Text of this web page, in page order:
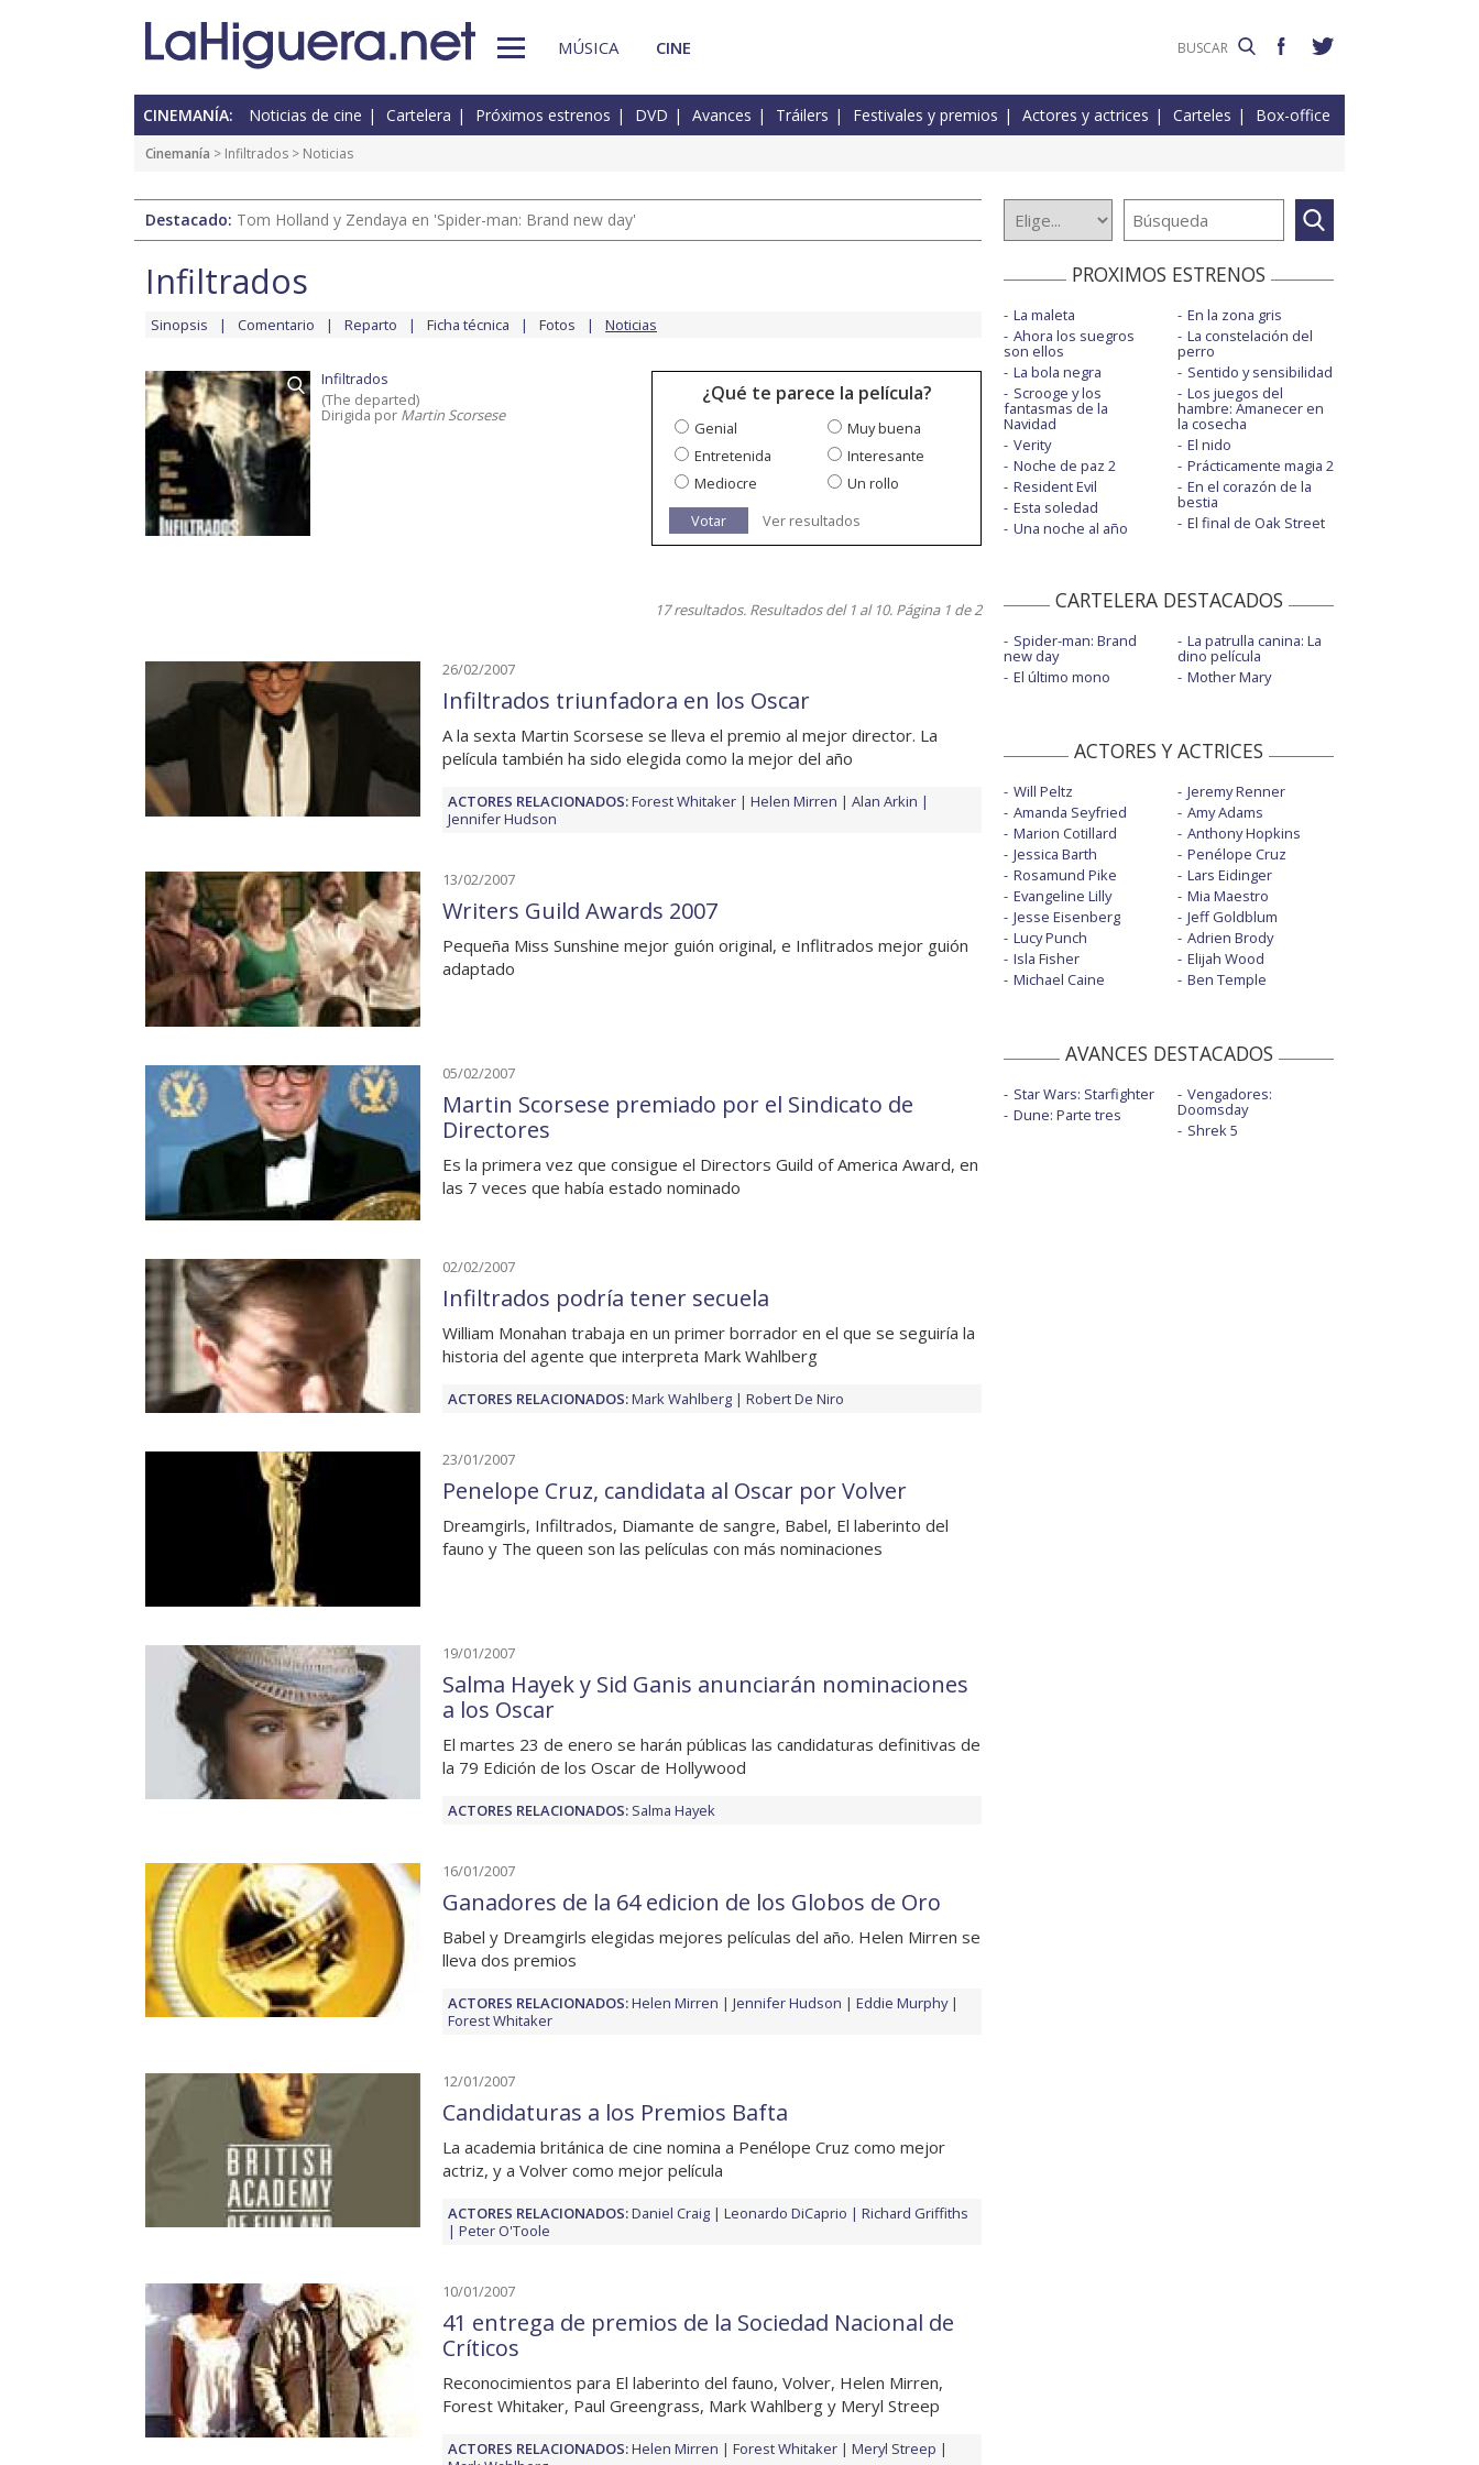
MÚSICA CINE
CINEMANÍA: Noticias de cine Cartelera Próximos estrenos DVD Avances Tráilers Festivales y premios Actores y actrices Carteles Box-office
Cinemanía > Infiltrados > Noticias
Destacado: Tom Holland y Zendaya en 'Spider-man: Brand new day'
Infiltrados
Sinopsis Comentario Reparto Ficha técnica Fotos Noticias
Infiltrados
(The departed)
Dirigida por Martin Scorsese
¿Qué te parece la película?
Genial
Muy buena
Entretenida
Interesante
Mediocre
Un rollo
Votar
Ver resultados
17 resultados. Resultados del 1 al 10. Página 1 de 2
26/02/2007
Infiltrados triunfadora en los Oscar
A la sexta Martin Scorsese se lleva el premio al mejor director. La
película también ha sido elegida como la mejor del año
ACTORES RELACIONADOS:Forest Whitaker Helen Mirren
Alan Arkin
Jennifer Hudson
13/02/2007
Writers Guild Awards 2007
Pequeña Miss Sunshine mejor guión original, e Inflitrados mejor guión
adaptado
05/02/2007
Martin Scorsese premiado por el Sindicato de
Directores
Es la primera vez que consigue el Directors Guild of America Award, en
las 7 veces que había estado nominado
02/02/2007
Infiltrados podría tener secuela
William Monahan trabaja en un primer borrador en el que se seguiría la
historia del agente que interpreta Mark Wahlberg
ACTORES RELACIONADOS:Mark Wahlberg Robert De Niro
23/01/2007
Penelope Cruz, candidata al Oscar por Volver
Dreamgirls, Infiltrados, Diamante de sangre, Babel, El laberinto del
fauno y The queen son las películas con más nominaciones
19/01/2007
Salma Hayek y Sid Ganis anunciarán nominaciones
a los Oscar
El martes 23 de enero se harán públicas las candidaturas definitivas de
la 79 Edición de los Oscar de Hollywood
ACTORES RELACIONADOS: Salma Hayek
16/01/2007
Ganadores de la 64 edicion de los Globos de Oro
Babel y Dreamgirls elegidas mejores películas del año. Helen Mirren se
lleva dos premios
ACTORES RELACIONADOS:Helen Mirren Jennifer Hudson
Eddie Murphy
Forest Whitaker
12/01/2007
Candidaturas a los Premios Bafta
La academia británica de cine nomina a Penélope Cruz como mejor
actriz, y a Volver como mejor película
ACTORES RELACIONADOS:Daniel Craig Leonardo DiCaprio
Richard Griffiths
Peter O'Toole
10/01/2007
41 entrega de premios de la Sociedad Nacional de
Críticos
Reconocimientos para El laberinto del fauno, Volver, Helen Mirren,
Forest Whitaker, Paul Greengrass, Mark Wahlberg y Meryl Streep
ACTORES RELACIONADOS:Helen Mirren Forest Whitaker
Meryl Streep
PROXIMOS ESTRENOS
La maleta
Ahora los suegros
son ellos
La bola negra
Scrooge y los
fantasmas de la
Navidad
Verity
Noche de paz 2
Resident Evil
Esta soledad
Una noche al año
En la zona gris
La constelación del
perro
Sentido y sensibilidad
Los juegos del
hambre: Amanecer en
la cosecha
El nido
Prácticamente magia 2
En el corazón de la
bestia
El final de Oak Street
CARTELERA DESTACADOS
Spider-man: Brand
new day
El último mono
La patrulla canina: La
dino película
Mother Mary
ACTORES Y ACTRICES
Will Peltz
Amanda Seyfried
Marion Cotillard
Jessica Barth
Rosamund Pike
Evangeline Lilly
Jesse Eisenberg
Lucy Punch
Isla Fisher
Michael Caine
Jeremy Renner
Amy Adams
Anthony Hopkins
Penélope Cruz
Lars Eidinger
Mia Maestro
Jeff Goldblum
Adrien Brody
Elijah Wood
Ben Temple
AVANCES DESTACADOS
Star Wars: Starfighter
Dune: Parte tres
Vengadores:
Doomsday
Shrek 5